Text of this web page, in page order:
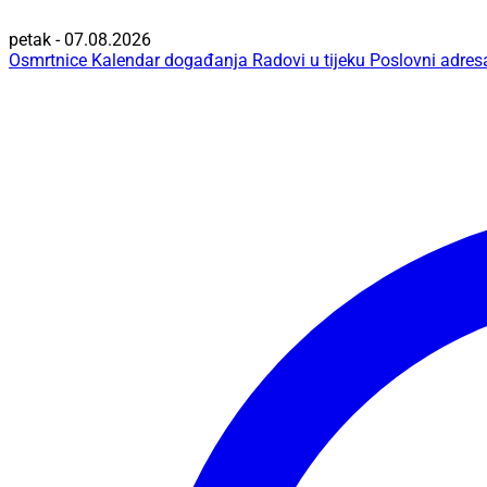
petak - 07.08.2026
Osmrtnice Kalendar događanja Radovi u tijeku Poslovni